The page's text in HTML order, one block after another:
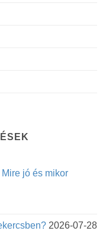
jó és mikor
2026-07-28